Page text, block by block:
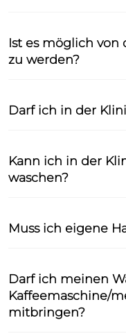
Ist es möglich von
zu werden?
Darf ich in der
Kann ich in der
waschen?
Muss ich eigene
Darf ich meinen
Kaffeemaschine/
mitbringen?